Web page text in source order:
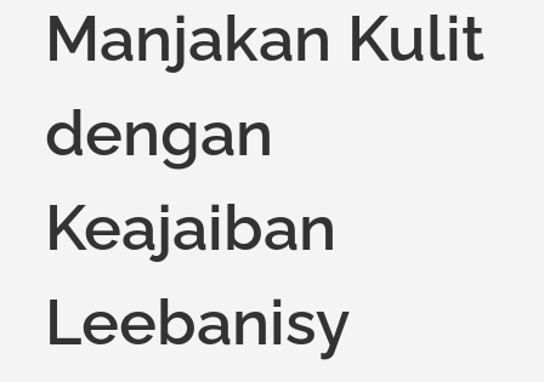
Manjakan Kulit
dengan
Keajaiban
Leebanisy